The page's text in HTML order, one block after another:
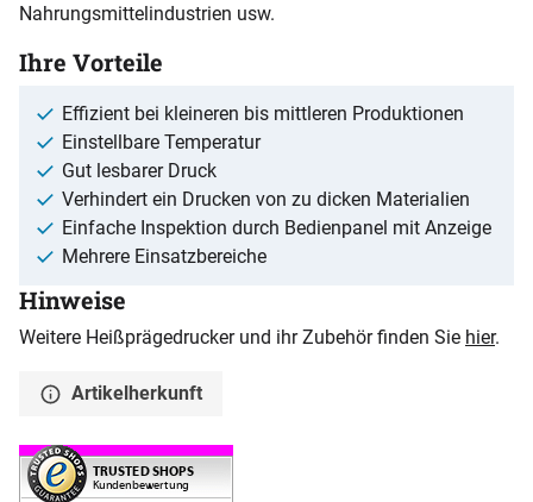
Nahrungsmittelindustrien usw.
Ihre Vorteile
Effizient bei kleineren bis mittleren Produktionen
Einstellbare Temperatur
Gut lesbarer Druck
Verhindert ein Drucken von zu dicken Materialien
Einfache Inspektion durch Bedienpanel mit Anzeige
Mehrere Einsatzbereiche
Hinweise
Weitere Heißprägedrucker und ihr Zubehör finden Sie hier.
Artikelherkunft